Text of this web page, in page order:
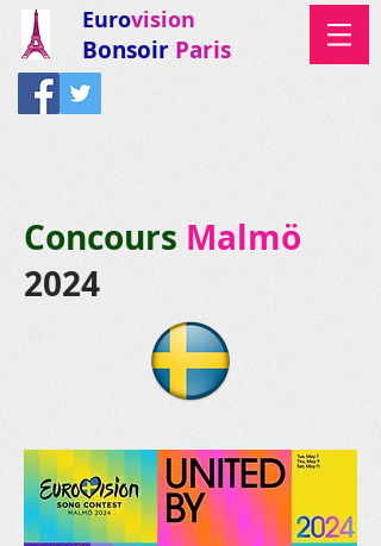
Eurovision
Bonsoir Paris
Concours Malmö
2024